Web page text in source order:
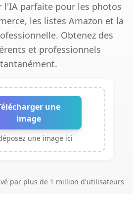
l'IA parfaite pour les photos
les listes Amazon et la
Obtenez des
et professionnels
une
image
une image ici
par plus de 1 million d'utilisateurs